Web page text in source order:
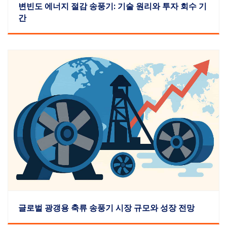
변빈도 에너지 절감 송풍기: 기술 원리와 투자 회수 기
간
글로벌 광갱용 축류 송풍기 시장 규모와 성장 전망